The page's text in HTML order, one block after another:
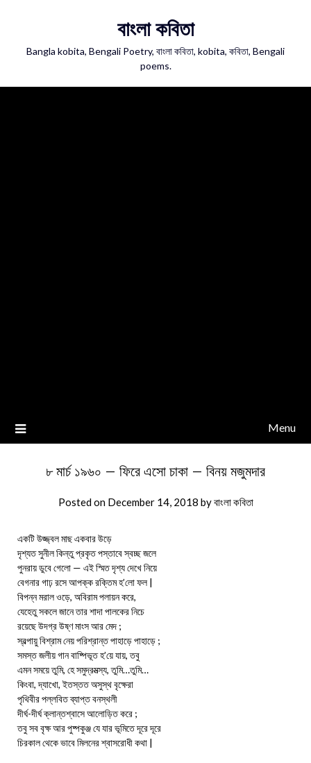
বাংলা কবিতা
Bangla kobita, Bengali Poetry, বাংলা কবিতা, kobita, কবিতা, Bengali
poems.
Menu
৮ মার্চ ১৯৬০ – ফিরে এসো চাকা – বিনয় মজুমদার
Posted on December 14, 2018 byবাংলা কবিতা
একটি উজ্জ্বল মাছ একবার উড়ে
দৃশ্যত সুনীল কিন্তু প্রকৃত পস্তাবে স্বচ্ছ জলে
পুনরায় ডুবে গেলো — এই স্মিত দৃশ্য দেখে নিয়ে
বেগনার গাঢ় রসে আপক্ক রক্তিম হ’লো ফল |
বিপন্ন মরাল ওড়ে, অবিরাম পলায়ন করে,
যেহেতু সকলে জানে তার শাদা পালকের নিচে
রয়েছে উদগ্র উষ্ণ মাংস আর মেদ ;
স্বল্পায়ু বিশ্রাম নেয় পরিশ্রান্ত পাহাড়ে পাহাড়ে ;
সমস্ত জলীয় গান বাষ্পিভূত হ’য়ে যায়, তবু
এমন সময়ে তুমি, হে সমুদ্রমত্স্য, তুমি…তুমি…
কিংবা, দ্যাখো, ইতস্তত অসুস্থ বৃক্ষেরা
পৃথিবীর পল্লবিত ব্যাপ্ত বনস্থলী
দীর্ঘ-দীর্ঘ ক্লান্তশ্বাসে আলোড়িত করে ;
তবু সব বৃক্ষ আর পুষ্পকুঞ্জ যে যার ভূমিতে দূরে দূরে
চিরকাল থেকে ভাবে মিলনের শ্বাসরোধী কথা |